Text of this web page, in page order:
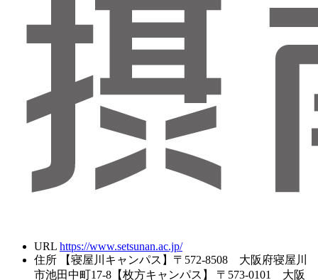
URL https://www.setsunan.ac.jp/
住所
【寝屋川キャンパス】〒572-8508 大阪府寝屋川
市池田中町17-8【枚方キャンパス】 〒573-0101 大阪